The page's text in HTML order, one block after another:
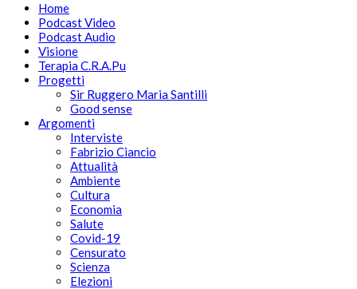
Home
Podcast Video
Podcast Audio
Visione
Terapia C.R.A.Pu
Progetti
Sir Ruggero Maria Santilli
Good sense
Argomenti
Interviste
Fabrizio Ciancio
Attualità
Ambiente
Cultura
Economia
Salute
Covid-19
Censurato
Scienza
Elezioni